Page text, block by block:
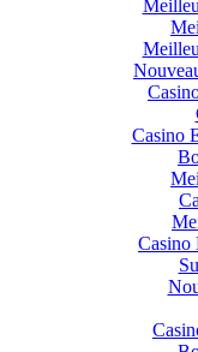
Casino
Casino